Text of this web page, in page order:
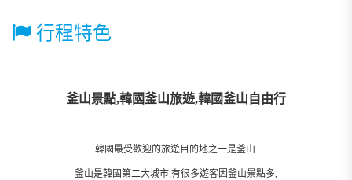
行程特色
釜山景點,韓國釜山旅遊,韓國釜山自由行
韓國最受歡迎的旅遊目的地之一是釜山.
釜山是韓國第二大城市,有很多遊客因釜山景點多,